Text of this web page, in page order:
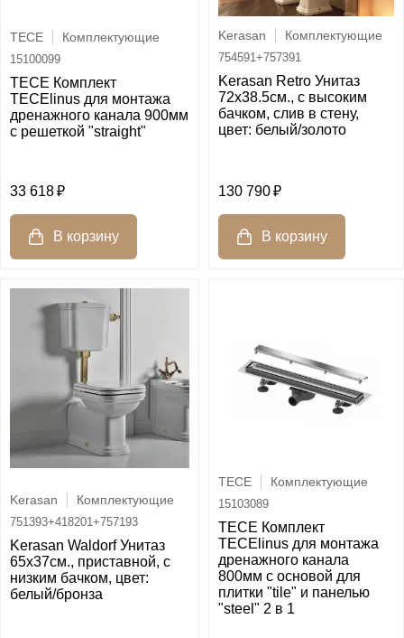
TECE Комплектующие
15100099
TECE Комплект
TECElinus для монтажа
дренажного канала 900мм
с решеткой "straight"
33 618
Kerasan Комплектующие
754591+757391
Kerasan Retro Унитаз
72х38.5см., с высоким
бачком, слив в стену,
цвет: белый/золото
130 790
Kerasan Комплектующие
751393+418201+757193
Kerasan Waldorf Унитаз
65х37см., приставной, c
низким бачком, цвет:
белый/бронза
TECE Комплектующие
15103089
TECE Комплект
TECElinus для монтажа
дренажного канала
800мм с основой для
плитки "tile" и панелью
"steel" 2 в 1